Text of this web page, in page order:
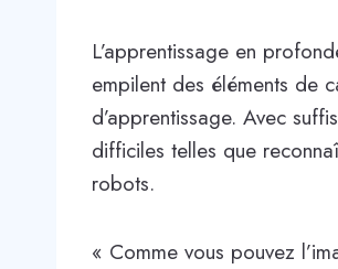
L’apprentissage en
empilent des éléments de
d’apprentissage. Avec
difficiles telles que
robots.
« Comme vous pouvez